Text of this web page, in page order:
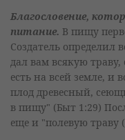
Благословение,
питание. В пищу
Создатель определил
дал вам всякую
есть на всей земле, и
плод древесный,
в пищу" (Быт 1:29)
еще и "полевую траву